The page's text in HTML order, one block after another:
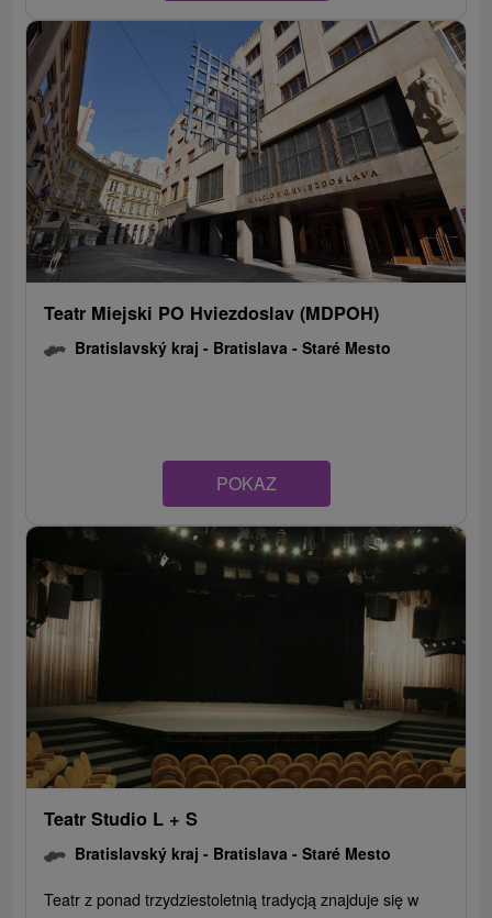
Teatr Miejski PO Hviezdoslav (MDPOH)
Bratislavský kraj - Bratislava - Staré Mesto
POKAZ
Teatr Studio L + S
Bratislavský kraj - Bratislava - Staré Mesto
Teatr z ponad trzydziestoletnią tradycją znajduje się w